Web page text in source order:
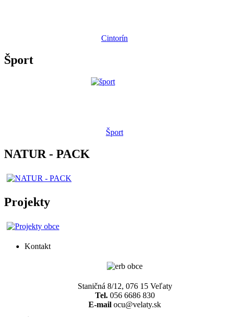
Cintorín
Šport
Šport
NATUR - PACK
Projekty
Kontakt
Staničná 8/12, 076 15 Veľaty
Tel.056 6686 830
E-mail ocu@velaty.sk